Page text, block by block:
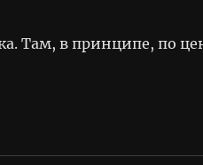
Там, в принципе, по